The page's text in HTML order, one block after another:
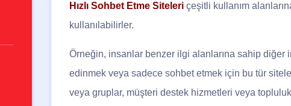
Hızlı Sohbet Etme Siteleri çeşitli kullanım
kullanılabilirler.
Örneğin, insanlar benzer ilgi alanlarına sahip
edinmek veya sadece sohbet etmek için bu tür
veya gruplar, müşteri destek hizmetleri veya